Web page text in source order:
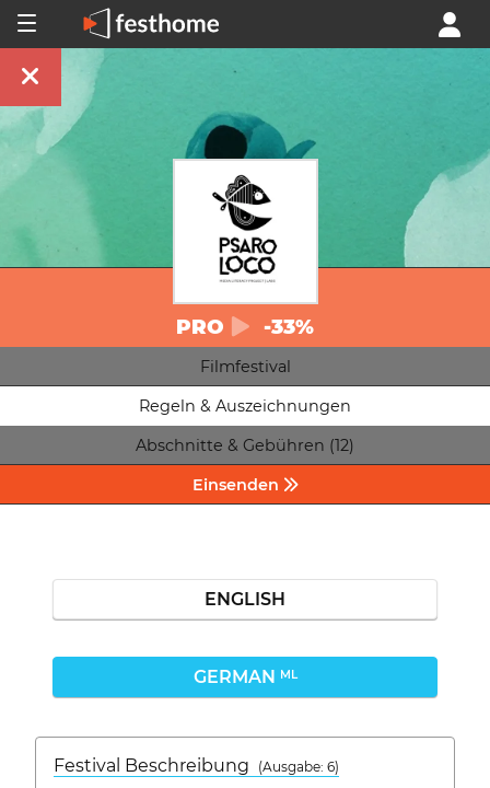
PRO -33%
Filmfestival
Regeln & Auszeichnungen
Abschnitte & Gebühren (12)
Einsenden
ENGLISH
GERMAN ML
Festival Beschreibung
(Ausgabe: 6)